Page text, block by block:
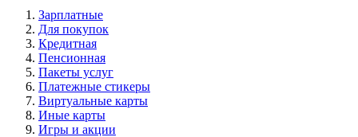
Зарплатные
Для покупок
Кредитная
Пенсионная
Пакеты услуг
Платежные стикеры
Виртуальные карты
Иные карты
Игры и акции